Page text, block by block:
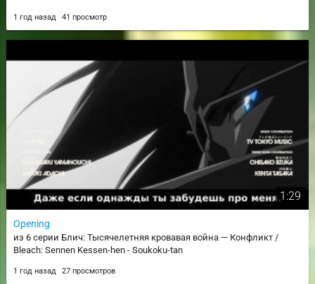
1 год назад 41 просмотр
1:29
Opening
из 6 серии Блич: Тысячелетняя кровавая война — Конфликт /
Bleach: Sennen Kessen-hen - Soukoku-tan
1 год назад 27 просмотров